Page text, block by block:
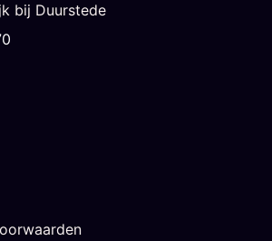
bij Duurstede